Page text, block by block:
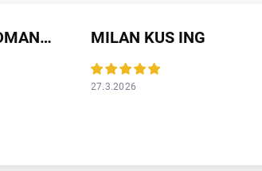
JAROSLAVA VALDMANOVA MILAN KUS ING
27.3.2026